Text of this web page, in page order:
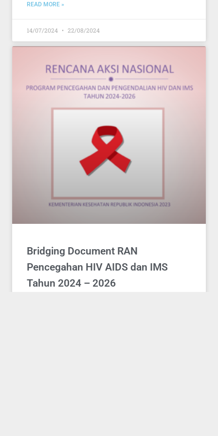
READ MORE »
14/07/2024 22/08/2024
Bridging Document RAN
Pencegahan HIV AIDS dan IMS
Tahun 2024 – 2026